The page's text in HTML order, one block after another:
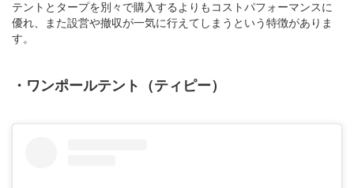
テントとタープを別々で購入するよりもコストパフォーマンスに
優れ、また設営や撤収が一気に行えてしまうという特徴がありま
す。
・ワンポールテント（ティピー）